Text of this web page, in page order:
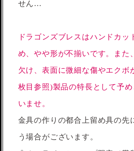
せん…
ドラゴンズブレスはハンドカッ
め、やや形が不揃いです。また
欠け、表面に微細な傷やエクボ
枚目参照)製品の特長として予
いませ。
金具の作りの都合上留め具の先
う場合がございます。